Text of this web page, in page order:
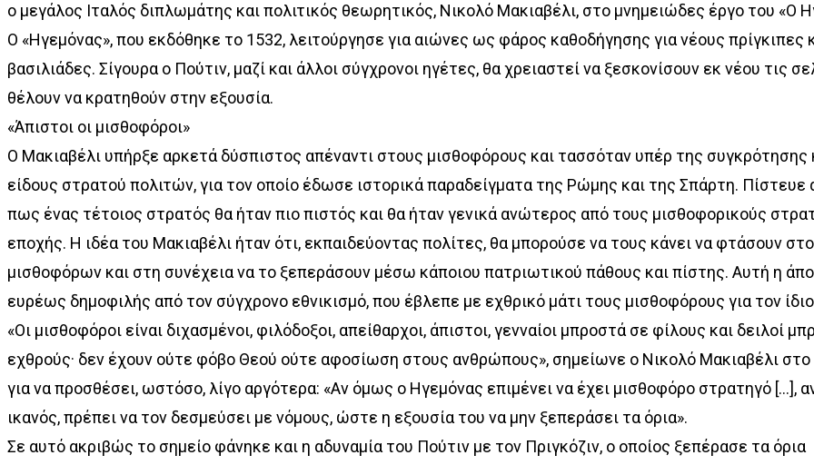
ο μεγάλος Ιταλός διπλωμάτης και πολιτικός θεωρητικός, Νικολό Μακιαβέλι, στο μνημειώδες έργο του «Ο
Ο «Ηγεμόνας», που εκδόθηκε το 1532, λειτούργησε για αιώνες ως φάρος καθοδήγησης για νέους πρίγκιπες
βασιλιάδες. Σίγουρα ο Πούτιν, μαζί και άλλοι σύγχρονοι ηγέτες, θα χρειαστεί να ξεσκονίσουν εκ νέου τις
θέλουν να κρατηθούν στην εξουσία.
«Άπιστοι οι μισθοφόροι»
Ο Μακιαβέλι υπήρξε αρκετά δύσπιστος απέναντι στους μισθοφόρους και τασσόταν υπέρ της συγκρότησης
είδους στρατού πολιτών, για τον οποίο έδωσε ιστορικά παραδείγματα της Ρώμης και της Σπάρτη. Πίστευε
πως ένας τέτοιος στρατός θα ήταν πιο πιστός και θα ήταν γενικά ανώτερος από τους μισθοφορικούς
εποχής. Η ιδέα του Μακιαβέλι ήταν ότι, εκπαιδεύοντας πολίτες, θα μπορούσε να τους κάνει να φτάσουν
μισθοφόρων και στη συνέχεια να το ξεπεράσουν μέσω κάποιου πατριωτικού πάθους και πίστης. Αυτή η
ευρέως δημοφιλής από τον σύγχρονο εθνικισμό, που έβλεπε με εχθρικό μάτι τους μισθοφόρους για τον
«Οι µισθοφόροι είναι διχασµένοι, φιλόδοξοι, απείθαρχοι, άπιστοι, γενναίοι µπροστά σε φίλους και δειλοί
εχθρούς· δεν έχουν ούτε φόβο Θεού ούτε αφοσίωση στους ανθρώπους», σημείωνε ο Νικολό Μακιαβέλι στο
για να προσθέσει, ωστόσο, λίγο αργότερα: «Αν όµως ο Ηγεµόνας επιµένει να έχει µισθοφόρο στρατηγό [...],
ικανός, πρέπει να τον δεσµεύσει µε νόµους, ώστε η εξουσία του να µην ξεπεράσει τα όρια».
Σε αυτό ακριβώς το σημείο φάνηκε και η αδυναμία του Πούτιν με τον Πριγκόζιν, ο οποίος ξεπέρασε τα όρια